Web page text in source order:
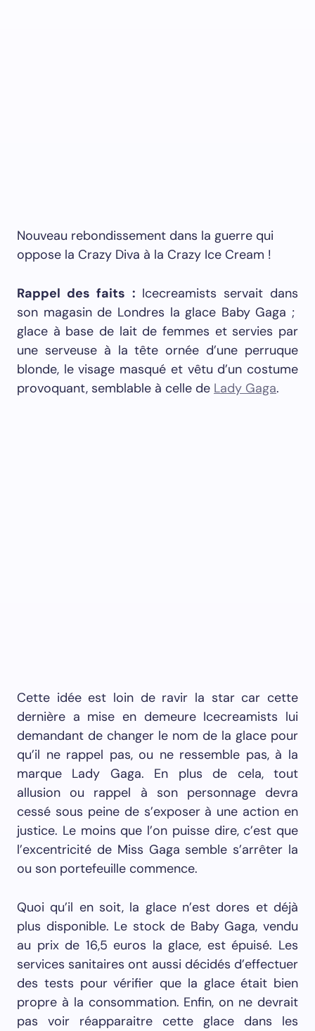
Nouveau rebondissement dans la guerre qui
oppose la Crazy Diva à la Crazy Ice Cream !
Rappel des faits : Icecreamists servait dans
son magasin de Londres la glace Baby Gaga ;
glace à base de lait de femmes et servies par
une serveuse à la tête ornée d’une perruque
blonde, le visage masqué et vêtu d’un costume
provoquant, semblable à celle de Lady Gaga.
Cette idée est loin de ravir la star car cette
dernière a mise en demeure Icecreamists lui
demandant de changer le nom de la glace pour
qu’il ne rappel pas, ou ne ressemble pas, à la
marque Lady Gaga. En plus de cela, tout
allusion ou rappel à son personnage devra
cessé sous peine de s’exposer à une action en
justice. Le moins que l’on puisse dire, c’est que
l’excentricité de Miss Gaga semble s’arrêter la
ou son portefeuille commence.
Quoi qu’il en soit, la glace n’est dores et déjà
plus disponible. Le stock de Baby Gaga, vendu
au prix de 16,5 euros la glace, est épuisé. Les
services sanitaires ont aussi décidés d’effectuer
des tests pour vérifier que la glace était bien
propre à la consommation. Enfin, on ne devrait
pas voir réapparaitre cette glace dans les